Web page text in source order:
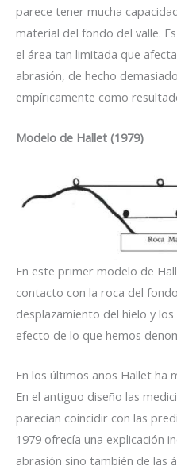
parece tener mucha
material del fondo del valle.
el área tan limitada que
abrasión, de hecho
empíricamente como
Modelo de Hallet (1979)
En este primer modelo de
contacto con la roca del
desplazamiento del hielo y
efecto de lo que hemos
En los últimos años Hallet ha
En el antiguo diseño las
parecían coincidir con las
1979 ofrecía una explicación
abrasión sino también de las